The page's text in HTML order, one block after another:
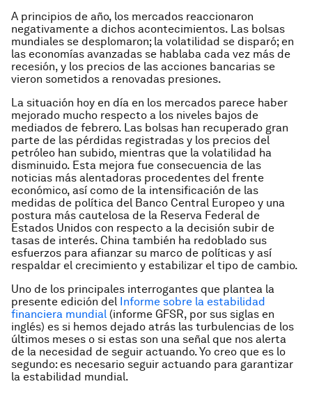
A principios de año, los mercados reaccionaron
negativamente a dichos acontecimientos. Las bolsas
mundiales se desplomaron; la volatilidad se disparó; en
las economías avanzadas se hablaba cada vez más de
recesión, y los precios de las acciones bancarias se
vieron sometidos a renovadas presiones.
La situación hoy en día en los mercados parece haber
mejorado mucho respecto a los niveles bajos de
mediados de febrero. Las bolsas han recuperado gran
parte de las pérdidas registradas y los precios del
petróleo han subido, mientras que la volatilidad ha
disminuido. Esta mejora fue consecuencia de las
noticias más alentadoras procedentes del frente
económico, así como de la intensificación de las
medidas de política del Banco Central Europeo y una
postura más cautelosa de la Reserva Federal de
Estados Unidos con respecto a la decisión subir de
tasas de interés. China también ha redoblado sus
esfuerzos para afianzar su marco de políticas y así
respaldar el crecimiento y estabilizar el tipo de cambio.
Uno de los principales interrogantes que plantea la
presente edición del Informe sobre la estabilidad
financiera mundial (informe GFSR, por sus siglas en
inglés) es si hemos dejado atrás las turbulencias de los
últimos meses o si estas son una señal que nos alerta
de la necesidad de seguir actuando. Yo creo que es lo
segundo: es necesario seguir actuando para garantizar
la estabilidad mundial.